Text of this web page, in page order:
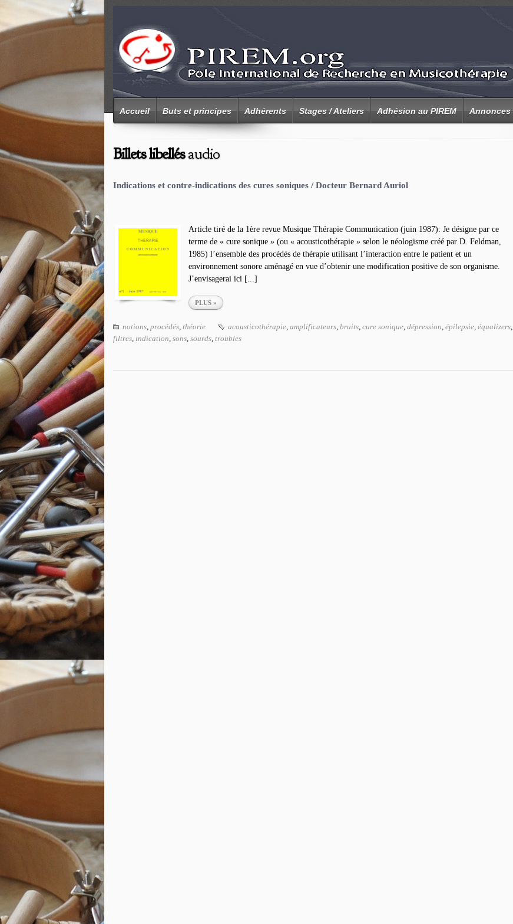
Accueil Buts et principes Adhérents Stages / Ateliers Adhésion au PIREM Annonces
Billets libellésaudio
Indications et contre-indications des cures soniques / Docteur Bernard Auriol
Article tiré de la 1ère revue Musique Thérapie Communication (juin 1987): Je désigne par ce
terme de « cure sonique » (ou « acousticothérapie » selon le néologisme créé par D. Feldman,
1985) l’ensemble des procédés de thérapie utilisant l’interaction entre le patient et un
environnement sonore aménagé en vue d’obtenir une modification positive de son organisme.
J’envisagerai ici [...]
PLUS »
notions, procédés, théorie acousticothérapie, amplificateurs, bruits, cure sonique, dépression, épilepsie, équalizers,
filtres, indication, sons, sourds, troubles